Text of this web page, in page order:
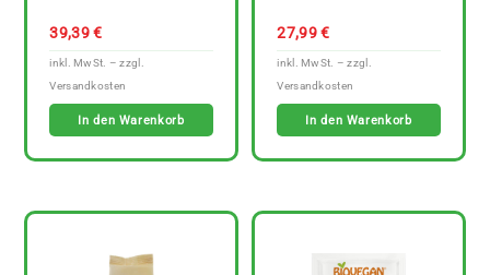
39,39€
In den Warenkorb
27,99€
In den Warenkorb